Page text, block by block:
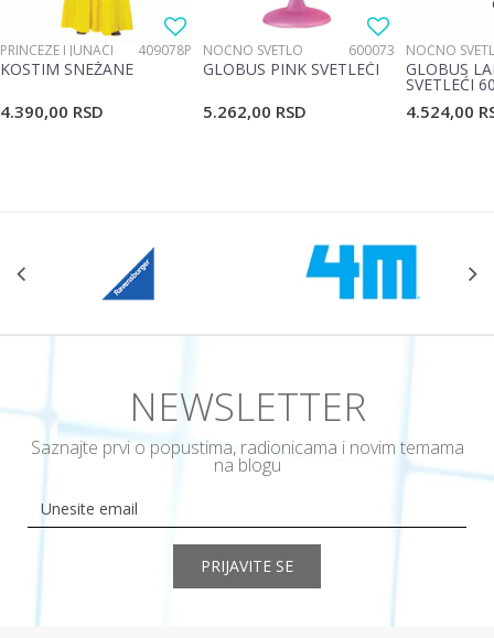
PRINCEZE I JUNACI 409078P
KOSTIM SNEŽANE
4.390,00 RSD
NOĆNO SVETLO 600073
GLOBUS PINK SVETLEĆI
5.262,00 RSD
NOĆNO
GLOBUS
SVETLEĆI
4.524,00
NEWSLETTER
Saznajte prvi o popustima, radionicama i novim temama
na blogu
PRIJAVITE SE